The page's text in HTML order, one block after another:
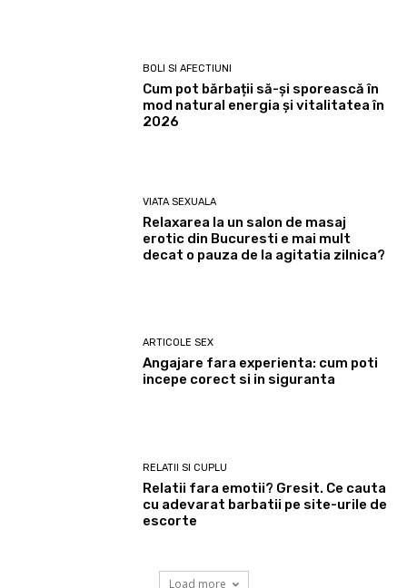
BOLI SI AFECTIUNI
Cum pot bărbații să-și sporească în
mod natural energia și vitalitatea în
2026
VIATA SEXUALA
Relaxarea la un salon de masaj
erotic din Bucuresti e mai mult
decat o pauza de la agitatia zilnica?
ARTICOLE SEX
Angajare fara experienta: cum poti
incepe corect si in siguranta
RELATII SI CUPLU
Relatii fara emotii? Gresit. Ce cauta
cu adevarat barbatii pe site-urile de
escorte
Load more